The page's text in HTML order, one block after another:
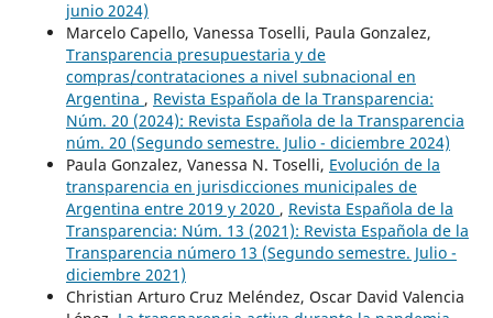
junio 2024)
Marcelo Capello, Vanessa Toselli, Paula Gonzalez,
Transparencia presupuestaria y de
compras/contrataciones a nivel subnacional en
Argentina , Revista Española de la Transparencia:
Núm. 20 (2024): Revista Española de la Transparencia
núm. 20 (Segundo semestre. Julio - diciembre 2024)
Paula Gonzalez, Vanessa N. Toselli, Evolución de la
transparencia en jurisdicciones municipales de
Argentina entre 2019 y 2020 , Revista Española de la
Transparencia: Núm. 13 (2021): Revista Española de la
Transparencia número 13 (Segundo semestre. Julio -
diciembre 2021)
Christian Arturo Cruz Meléndez, Oscar David Valencia